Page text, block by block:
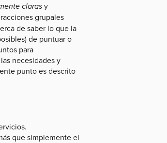
clarasy
grupales
de saber lo que la
de puntuar o
para
necesidades y
punto es descrito
que simplemente el